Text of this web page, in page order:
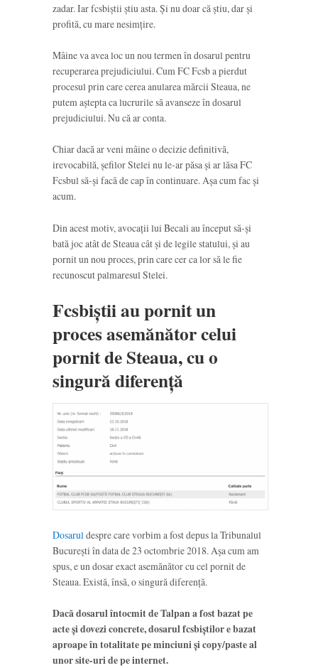
zadar. Iar fcsbiștii știu asta. Și nu doar că știu, dar și
profită, cu mare nesimțire.
Mâine va avea loc un nou termen în dosarul pentru
recuperarea prejudiciului. Cum FC Fcsb a pierdut
procesul prin care cerea anularea mărcii Steaua, ne
putem aștepta ca lucrurile să avanseze în dosarul
prejudiciului. Nu că ar conta.
Chiar dacă ar veni mâine o decizie definitivă,
irevocabilă, șefilor Stelei nu le-ar păsa și ar lăsa FC
Fcsbul să-și facă de cap în continuare. Așa cum fac și
acum.
Din acest motiv, avocații lui Becali au început să-și
bată joc atât de Steaua cât și de legile statului, și au
pornit un nou proces, prin care cer ca lor să le fie
recunoscut palmaresul Stelei.
Fcsbiștii au pornit un
proces asemănător celui
pornit de Steaua, cu o
singură diferență
Dosarul despre care vorbim a fost depus la Tribunalul
București în data de 23 octombrie 2018. Așa cum am
spus, e un dosar exact asemănător cu cel pornit de
Steaua. Există, însă, o singură diferență.
Dacă dosarul întocmit de Talpan a fost bazat pe
acte și dovezi concrete, dosarul fcsbiștilor e bazat
aproape în totalitate pe minciuni și copy/paste al
unor site-uri de pe internet.